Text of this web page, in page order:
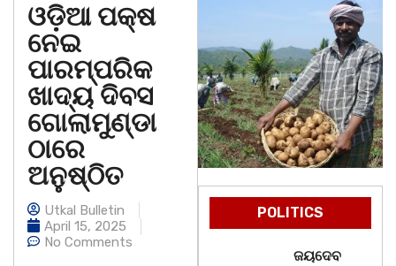
ଓଡ଼ିଆ ପକ୍ଷ
ନେଇ
ପାରମ୍ପରିକ
ଖାଦ୍ୟ ଦିବସ
ଗୋଲାମୁଣ୍ଡା
ଠାରେ
ଅନୁଷ୍ଠିତ
Utkal Bulletin
April 15, 2025
No Comments
POLITICS
ଜୟଦେବ